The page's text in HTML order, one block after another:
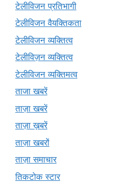
टेलीविजन प्रतिभागी
टेलीविजन वैयक्तिकता
टेलीविजन व्यक्तित्व
टेलीविज़न व्यक्तित्व
टेलीविजन व्यक्तिमत्व
ताजा खबरें
ताज़ा खबरें
ताज़ा ख़बरें
ताज़ा खबरों
ताज़ा समाचार
तिकटोक स्टार